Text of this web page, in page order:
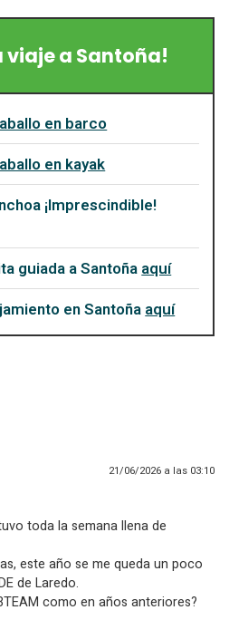
viaje a Santoña!
en barco
en kayak
¡Imprescindible!
guiada a Santoña aquí
en Santoña aquí
21/06/2026 a las 03:10
toda la semana llena de
este año se me queda un poco
de Laredo.
como en años anteriores?